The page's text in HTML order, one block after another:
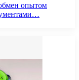
опытом